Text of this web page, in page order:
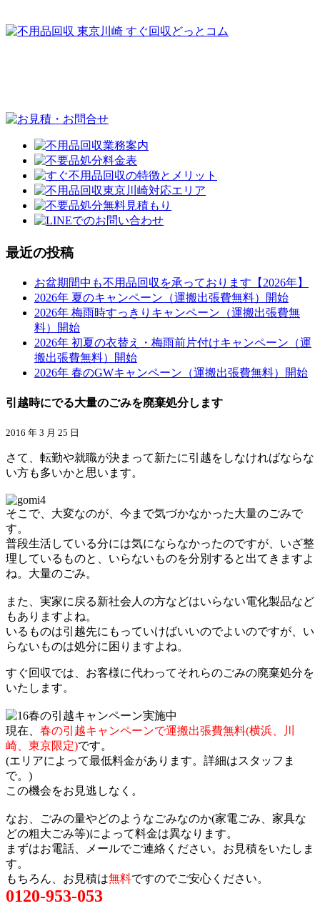
最近の投稿
お盆期間中も不用品回収を承っております【2026年】
2026年 夏のキャンペーン（運搬出張費無料）開始
2026年 梅雨時すっきりキャンペーン（運搬出張費無
料）開始
2026年 初夏の衣替え・梅雨前片付けキャンペーン（運
搬出張費無料）開始
2026年 春のGWキャンペーン（運搬出張費無料）開始
引越時にでる大量のごみを廃棄処分します
2016 年 3 月 25 日
さて、転勤や就職が決まって新たに引越をしなければならな
い方も多いかと思います。
そこで、大変なのが、今まで気づかなかった大量のごみで
す。
普段生活している分には気にならなかったのですが、いざ整
理しているものと、いらないものを分別すると出てきますよ
ね。大量のごみ。
また、実家に戻る新社会人の方などはいらない電化製品など
もありますよね。
いるものは引越先にもっていけばいいのでよいのですが、い
らないものは処分に困りますよね。
すぐ回収では、お客様に代わってそれらのごみの廃棄処分を
いたします。
現在、 春の引越キャンペーンで運搬出張費無料(横浜、川
崎、東京限定)です。
(エリアによって最低料金があります。詳細はスタッフま
で。)
この機会をお見逃しなく。
なお、ごみの量やどのようなごみなのか(家電ごみ、家具な
どの粗大ごみ等)によって料金は異なります。
まずはお電話、メールでご連絡ください。お見積をいたしま
す。
もちろん、お見積は無料ですのでご安心ください。
0120-953-053